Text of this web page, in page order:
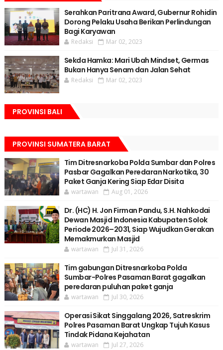
Serahkan Paritrana Award, Gubernur Rohidin
Dorong Pelaku Usaha Berikan Perlindungan
Bagi Karyawan
Redaksi Mar 02, 2023
Sekda Hamka: Mari Ubah Mindset, Germas
Bukan Hanya Senam dan Jalan Sehat
Redaksi Mar 02, 2023
PROVINSI BALI
PROVINSI SUMATERA BARAT
Tim Ditresnarkoba Polda Sumbar dan Polres
Pasbar Gagalkan Peredaran Narkotika, 30
Paket Ganja Kering Siap Edar Disita
wartawan Aug 01, 2026
Dr. (HC) H. Jon Firman Pandu, S.H. Nahkodai
Dewan Masjid Indonesia Kabupaten Solok
Periode 2026–2031, Siap Wujudkan Gerakan
Memakmurkan Masjid
wartawan Jul 31, 2026
Tim gabungan Ditresnarkoba Polda
Sumbar-Polres Pasaman Barat gagalkan
peredaran puluhan paket ganja
wartawan Jul 30, 2026
Operasi Sikat Singgalang 2026, Satreskrim
Polres Pasaman Barat Ungkap Tujuh Kasus
Tindak Pidana Kejahatan
wartawan Jul 27, 2026